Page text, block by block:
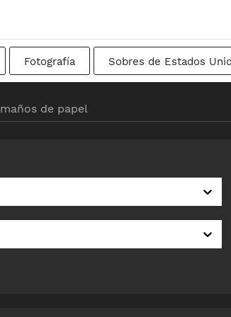
Fotografía Sobres de Estados
Británico tradicional
de papel